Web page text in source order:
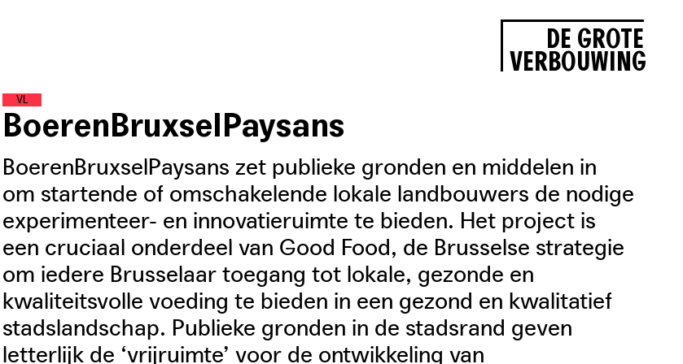
DE GROTE
VERBOUWING
VO
E
D
S
E
L
BoerenBruxselPaysans
BoerenBruxselPaysans zet publieke gronden en middelen in
om startende of omschakelende lokale landbouwers de nodige
experimenteer- en innovatieruimte te bieden. Het project is
een cruciaal onderdeel van Good Food, de Brusselse strategie
om iedere Brusselaar toegang tot lokale, gezonde en
kwaliteitsvolle voeding te bieden in een gezond en kwalitatief
stadslandschap. Publieke gronden in de stadsrand geven
letterlijk de ‘vrijruimte’ voor de ontwikkeling van